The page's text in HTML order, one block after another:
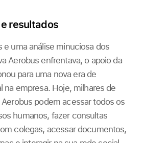
resultados
e uma análise minuciosa dos
Aerobus enfrentava, o apoio da
para uma nova era de
na empresa. Hoje, milhares de
podem acessar todos os
humanos, fazer consultas
colegas, acessar documentos,